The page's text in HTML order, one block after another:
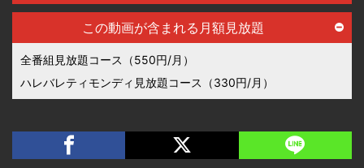
この動画が含まれる月額見放題
全番組見放題コース（550円/月）
ハレバレティモンディ見放題コース（330円/月）